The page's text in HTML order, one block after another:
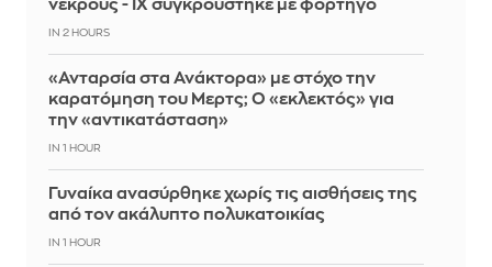
νεκρούς - ΙΧ συγκρούστηκε με φορτηγό
IN 2 HOURS
«Ανταρσία στα Ανάκτορα» με στόχο την
καρατόμηση του Μερτς; Ο «εκλεκτός» για
την «αντικατάσταση»
IN 1 HOUR
Γυναίκα ανασύρθηκε χωρίς τις αισθήσεις της
από τον ακάλυπτο πολυκατοικίας
IN 1 HOUR